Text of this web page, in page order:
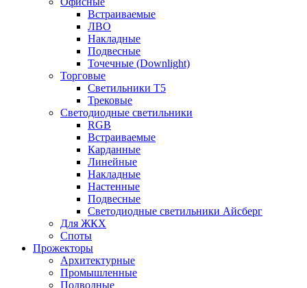
Встраиваемые
ЛВО
Накладные
Подвесные
Точечные (Downlight)
Торговые
Светильники Т5
Трековые
Светодиодные светильники
RGB
Встраиваемые
Карданные
Линейные
Накладные
Настенные
Подвесные
Светодиодные светильники Айсберг
Для ЖКХ
Споты
Прожекторы
Архитектурные
Промышленные
Подводные